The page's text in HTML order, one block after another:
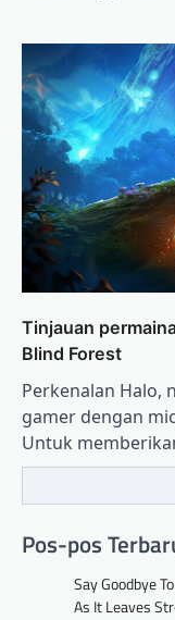
Tinjauan
Blind Forest
Perkenalan Halo,
gamer dengan
Untuk
Pos-pos
Say Goodbye
As It Leaves